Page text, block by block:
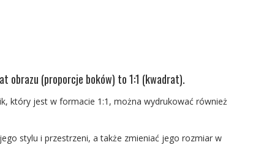
obrazu (proporcje boków) to 1:1 (kwadrat).
który jest w formacie 1:1, można wydrukować również
stylu i przestrzeni, a także zmieniać jego rozmiar w